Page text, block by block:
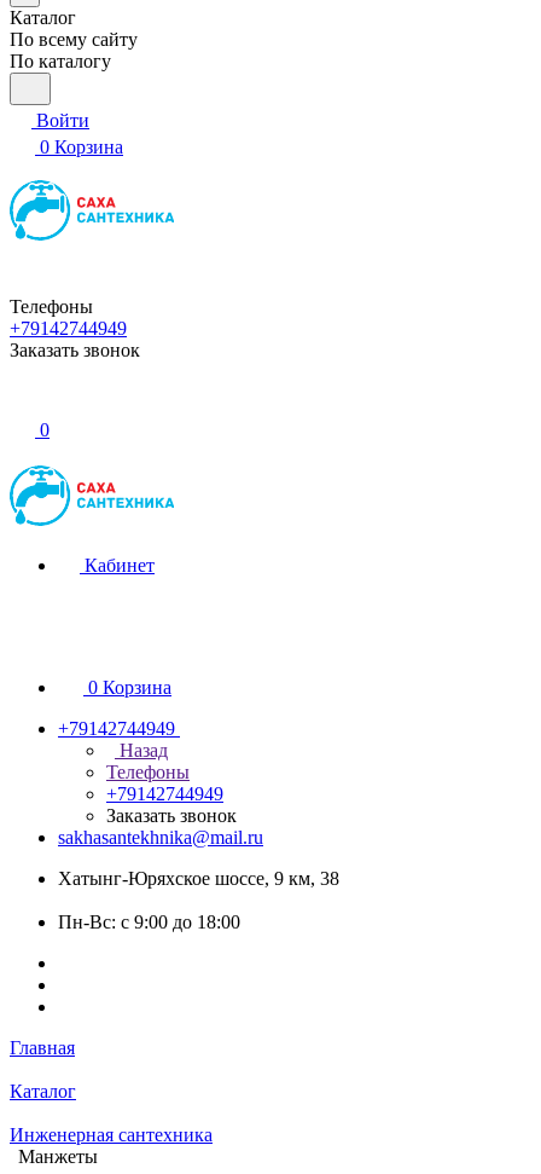
Каталог
По всему сайту
По каталогу
Войти
0 Корзина
Телефоны
+79142744949
Заказать звонок
0
Кабинет
0 Корзина
+79142744949
Назад
Телефоны
+79142744949
Заказать звонок
sakhasantekhnika@mail.ru
Хатынг-Юряхское шоссе, 9 км, 38
Пн-Вс: с 9:00 до 18:00
Главная
Каталог
Инженерная сантехника
Манжеты